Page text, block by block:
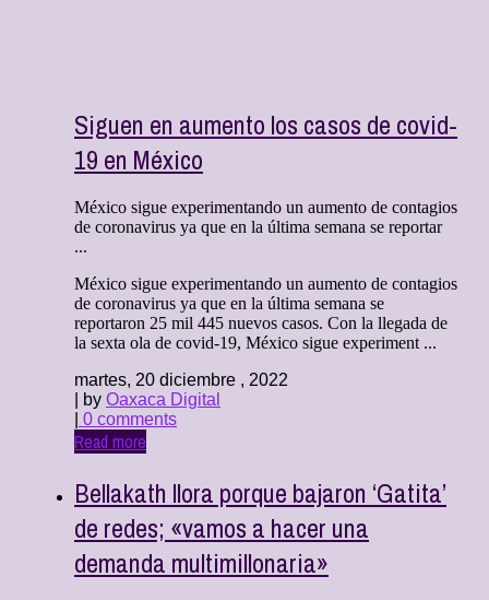
Siguen en aumento los casos de covid-
19 en México
México sigue experimentando un aumento de contagios
de coronavirus ya que en la última semana se reportar
...
México sigue experimentando un aumento de contagios
de coronavirus ya que en la última semana se
reportaron 25 mil 445 nuevos casos. Con la llegada de
la sexta ola de covid-19, México sigue experiment ...
martes, 20 diciembre , 2022
| by Oaxaca Digital
0 comments
Read more
Bellakath llora porque bajaron ‘Gatita’
de redes; «vamos a hacer una
demanda multimillonaria»